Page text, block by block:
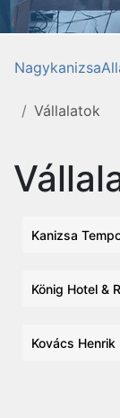
Vállalatok
Kanizsa
König Hotel &
Kovács